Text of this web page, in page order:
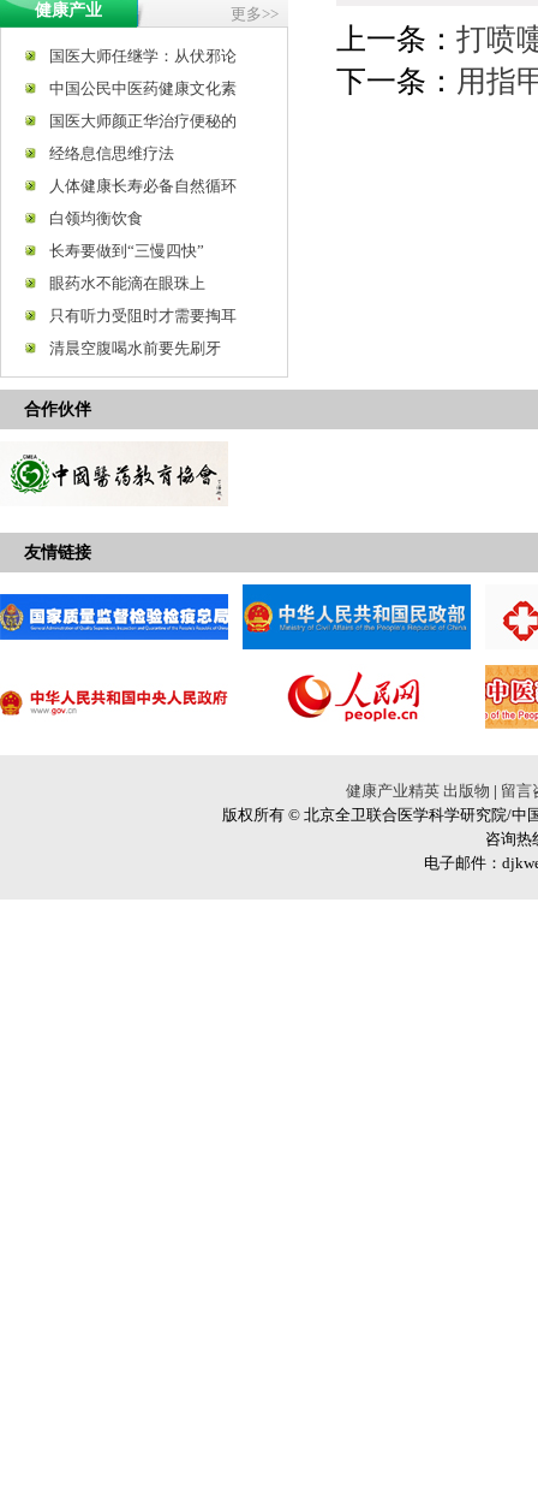
上一条： 打喷
下一条： 用指
健康产业 更多>>
国医大师任继学：从伏邪论
中国公民中医药健康文化素
国医大师颜正华治疗便秘的
经络息信思维疗法
人体健康长寿必备自然循环
白领均衡饮食
长寿要做到“三慢四快”
眼药水不能滴在眼珠上
只有听力受阻时才需要掏耳
清晨空腹喝水前要先刷牙
合作伙伴
友情链接
健康产业精英 出版物 | 留言
版权所有 © 北京全卫联合医学科学研究院/中
咨询热
电子邮件：